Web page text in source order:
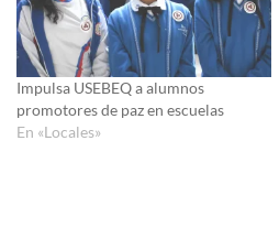
Impulsa USEBEQ a alumnos
promotores de paz en escuelas
En «Locales»